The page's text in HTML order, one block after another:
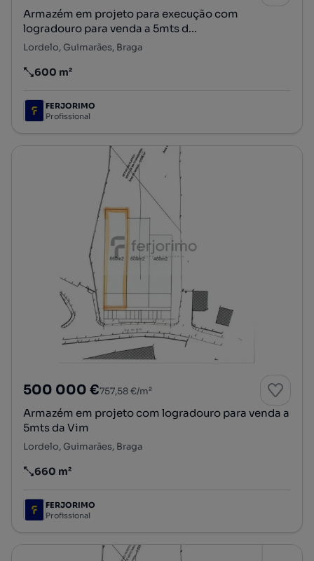
Armazém em projeto para execução com
logradouro para venda a 5mts d...
Lordelo, Guimarães, Braga
Preço por metro quadrado
600 m²
FERJORIMO
Profissional
500 000 €757,58 €/m²
Armazém em projeto com logradouro para venda a
5mts da Vim
Lordelo, Guimarães, Braga
Preço por metro quadrado
660 m²
FERJORIMO
Profissional